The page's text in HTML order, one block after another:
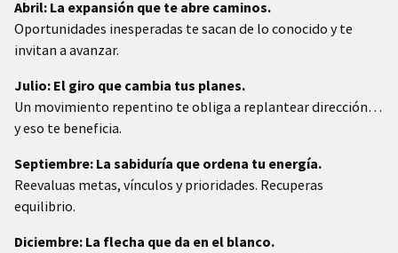
Abril: La expansión que te abre caminos.
Oportunidades inesperadas te sacan de lo conocido y te
invitan a avanzar.
Julio: El giro que cambia tus planes.
Un movimiento repentino te obliga a replantear dirección…
y eso te beneficia.
Septiembre: La sabiduría que ordena tu energía.
Reevaluas metas, vínculos y prioridades. Recuperas
equilibrio.
Diciembre: La flecha que da en el blanco.